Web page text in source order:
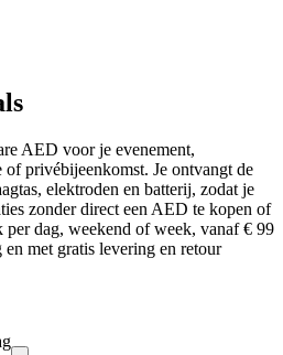
AED voor je evenement,
privébijeenkomst. Je ontvangt de
elektroden en batterij, zodat je
zonder direct een AED te kopen of
per dag, weekend of week, vanaf € 99
met gratis levering en retour